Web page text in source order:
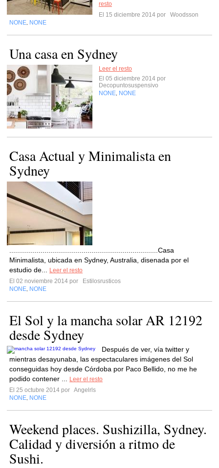
resto
El 15 diciembre 2014 por
Woodsson
NONE NONE
Una casa en Sydney
Leer el resto
El 05 diciembre 2014 por
Decopuntosuspensivo
NONE NONE
Casa Actual y Minimalista en
Sydney
............................................................................Casa
Minimalista, ubicada en Sydney, Australia, disenada por el
estudio de...
Leer el resto
El 02 noviembre 2014 por
Estilosrusticos
NONE NONE
El Sol y la mancha solar AR 12192
desde Sydney
Después de ver, vía twitter y
mientras desayunaba, las espectaculares imágenes del Sol
conseguidas hoy desde Córdoba por Paco Bellido, no me he
podido contener ...
Leer el resto
El 25 octubre 2014 por Angelrls
NONE NONE
Weekend places. Sushizilla, Sydney.
Calidad y diversión a ritmo de
Sushi.